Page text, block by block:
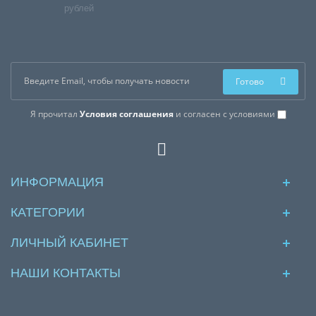
рублей
Я прочитал Условия соглашенияи согласен с условиями
Готово
ИНФОРМАЦИЯ
КАТЕГОРИИ
ЛИЧНЫЙ КАБИНЕТ
НАШИ КОНТАКТЫ